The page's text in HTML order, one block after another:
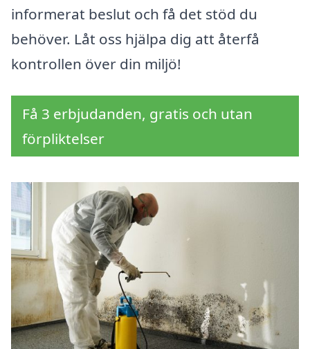
informerat beslut och få det stöd du
behöver. Låt oss hjälpa dig att återfå
kontrollen över din miljö!
Få 3 erbjudanden, gratis och utan
förpliktelser